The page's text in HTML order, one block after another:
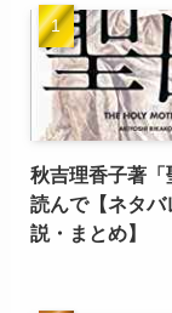
秋吉理香子著「
読んで【ネタバ
説・まとめ】